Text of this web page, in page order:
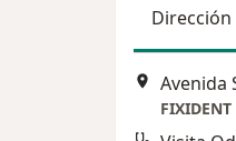
Dirección
FIXIDENT